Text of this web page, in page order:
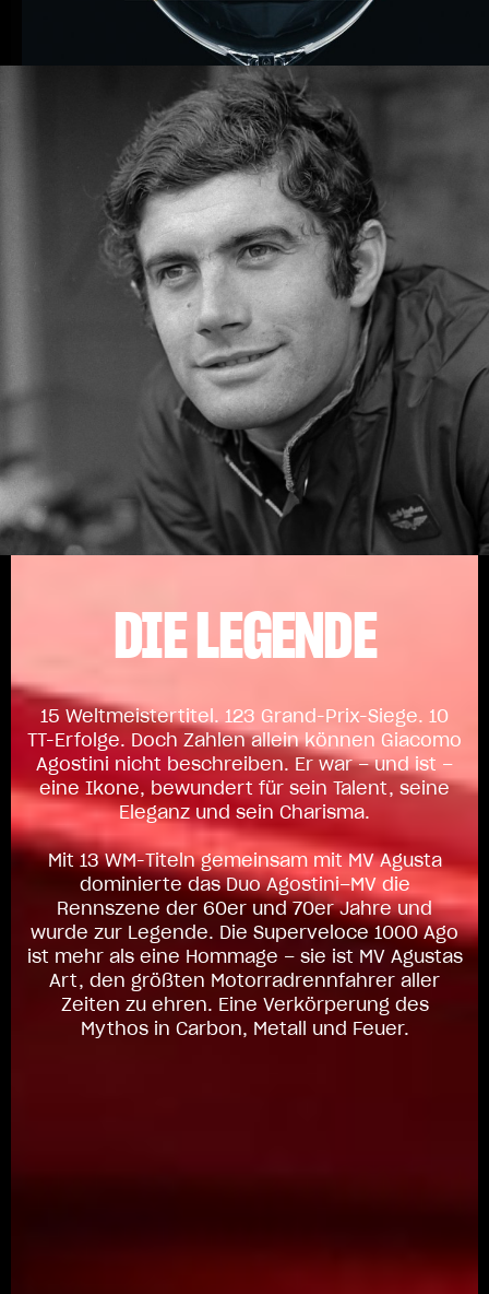
MEHR ERFAHREN
DIE LEGENDE
15 Weltmeistertitel. 123 Grand-Prix-Siege. 10
TT-Erfolge. Doch Zahlen allein können Giacomo
Agostini nicht beschreiben. Er war – und ist –
eine Ikone, bewundert für sein Talent, seine
Eleganz und sein Charisma.
Mit 13 WM-Titeln gemeinsam mit MV Agusta
dominierte das Duo Agostini–MV die
Rennszene der 60er und 70er Jahre und
wurde zur Legende. Die Superveloce 1000 Ago
ist mehr als eine Hommage – sie ist MV Agustas
Art, den größten Motorradrennfahrer aller
Zeiten zu ehren. Eine Verkörperung des
Mythos in Carbon, Metall und Feuer.